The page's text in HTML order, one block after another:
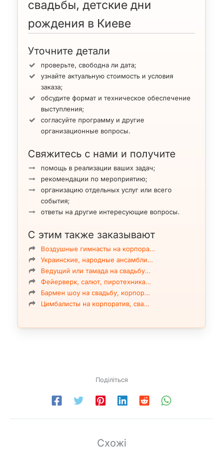
свадьбы, детские дни
рождения в Киеве
Уточните детали
проверьте, свободна ли дата;
узнайте актуальную стоимость и условия
заказа;
обсудите формат и техническое обеспечение
выступления;
согласуйте программу и другие
организационные вопросы.
Свяжитесь с нами и получите
помощь в реализации ваших задач;
рекомендации по мероприятию;
организацию отдельных услуг или всего
события;
ответы на другие интересующие вопросы.
С этим также заказывают
Воздушные гимнасты на корпора…
Украинские, народные ансамбли…
Ведущий или тамада на свадьбу…
Фейерверк, салют, пиротехника…
Бармен шоу на свадьбу, корпор…
Цимбалисты на корпоратив, сва…
Поділіться
Схожі